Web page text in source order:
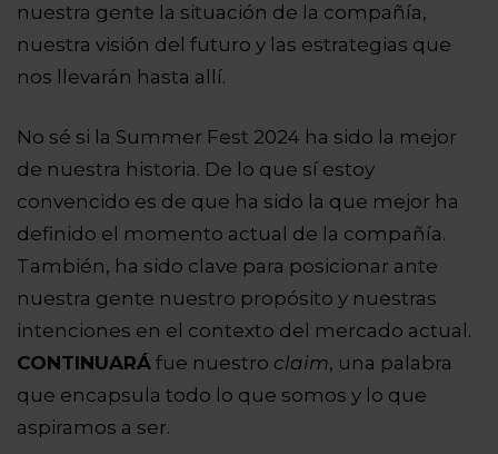
nuestra gente la situación de la compañía,
nuestra visión del futuro y las estrategias que
nos llevarán hasta allí.
No sé si la Summer Fest 2024 ha sido la mejor
de nuestra historia. De lo que sí estoy
convencido es de que ha sido la que mejor ha
definido el momento actual de la compañía.
También, ha sido clave para posicionar ante
nuestra gente nuestro propósito y nuestras
intenciones en el contexto del mercado actual.
CONTINUARÁ fue nuestro claim, una palabra
que encapsula todo lo que somos y lo que
aspiramos a ser.